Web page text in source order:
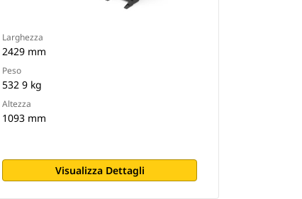
Larghezza
2429 mm
Peso
532 9 kg
Altezza
1093 mm
Visualizza Dettagli